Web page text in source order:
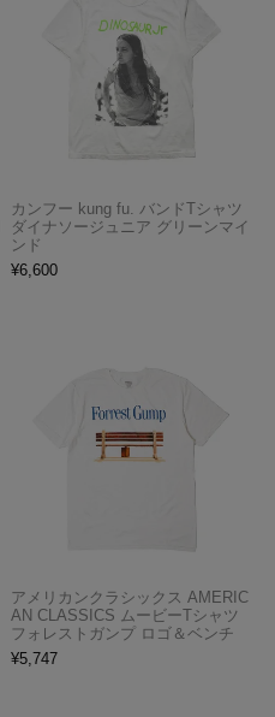
カンフー kung fu. バンドTシャツ
ダイナソージュニア グリーンマイ
ンド
¥6,600
アメリカンクラシックス AMERIC
AN CLASSICS ムービーTシャツ
フォレストガンプ ロゴ＆ベンチ
¥5,747